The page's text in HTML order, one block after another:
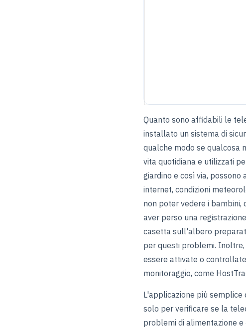
Quanto sono affidabili le
installato un sistema di
qualche modo se qualcosa
vita quotidiana e utilizzati
giardino e così via,
internet, condizioni
non poter vedere i
aver perso una
casetta sull'albero
per questi problemi.
essere attivate o
monitoraggio, come
L'applicazione più
solo per verificare se la
problemi di alimentazione